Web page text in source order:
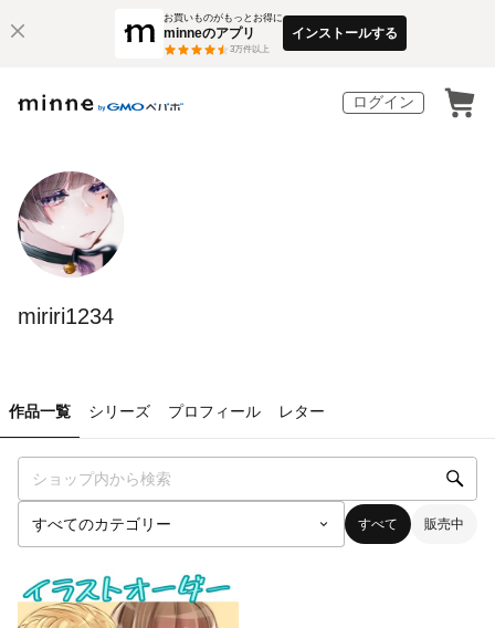
お買いものがもっとお得に
minneのアプリ
3万件以上
インストールする
ログイン
miriri1234
作品一覧 シリーズ プロフィール レター
すべて 販売中